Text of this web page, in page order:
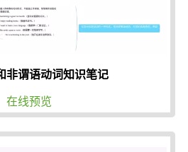
非谓语动词知识笔记
在线预览